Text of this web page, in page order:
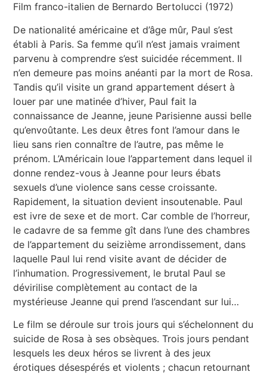
Film franco-italien de Bernardo Bertolucci (1972)
De nationalité américaine et d’âge mûr, Paul s’est
établi à Paris. Sa femme qu’il n’est jamais vraiment
parvenu à comprendre s’est suicidée récemment. Il
n’en demeure pas moins anéanti par la mort de Rosa.
Tandis qu’il visite un grand appartement désert à
louer par une matinée d’hiver, Paul fait la
connaissance de Jeanne, jeune Parisienne aussi belle
qu’envoûtante. Les deux êtres font l’amour dans le
lieu sans rien connaître de l’autre, pas même le
prénom. L’Américain loue l’appartement dans lequel il
donne rendez-vous à Jeanne pour leurs ébats
sexuels d’une violence sans cesse croissante.
Rapidement, la situation devient insoutenable. Paul
est ivre de sexe et de mort. Car comble de l’horreur,
le cadavre de sa femme gît dans l’une des chambres
de l’appartement du seizième arrondissement, dans
laquelle Paul lui rend visite avant de décider de
l’inhumation. Progressivement, le brutal Paul se
dévirilise complètement au contact de la
mystérieuse Jeanne qui prend l’ascendant sur lui…
Le film se déroule sur trois jours qui s’échelonnent du
suicide de Rosa à ses obsèques. Trois jours pendant
lesquels les deux héros se livrent à des jeux
érotiques désespérés et violents ; chacun retournant